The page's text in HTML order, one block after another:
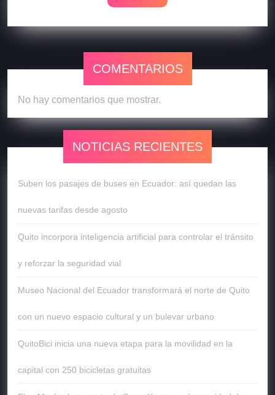
COMENTARIOS
No hay comentarios que mostrar.
NOTICIAS RECIENTES
Suben los pasajes de buses en Ecuador: así quedan las
nuevas tarifas desde agosto
Quito incorpora inteligencia artificial para controlar el tránsito
y reforzar la seguridad vial
Museo Nacional del Ecuador transformará el norte de Quito
con un nuevo espacio cultural y un bulevar urbano
QuitoBici inicia una nueva etapa para la movilidad en la
capital con 250 bicicletas gratuitas